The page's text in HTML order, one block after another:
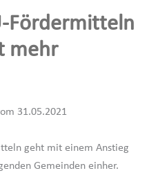
Fördermitteln
mehr
31.05.2021
geht mit einem Anstieg
Gemeinden einher.